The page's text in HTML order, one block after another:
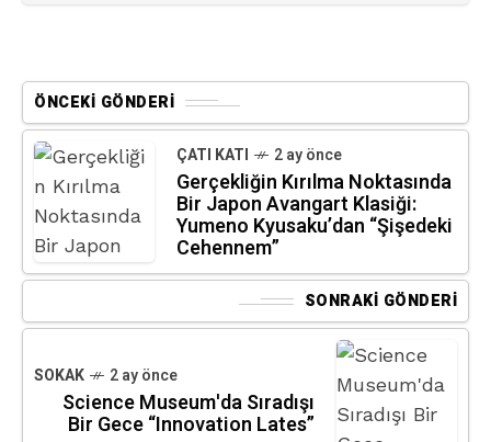
ÖNCEKI GÖNDERI
ÇATI KATI 2 ay önce
Gerçekliğin Kırılma Noktasında
Bir Japon Avangart Klasiği:
Yumeno Kyusaku’dan “Şişedeki
Cehennem”
SONRAKI GÖNDERI
SOKAK 2 ay önce
Science Museum'da Sıradışı
Bir Gece “Innovation Lates”